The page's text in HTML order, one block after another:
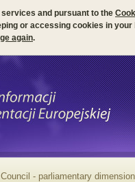
and pursuant to the
or accessing cookies in your
again.
- parliamentary dimension